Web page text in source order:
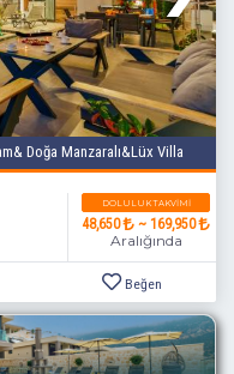
Doğa Manzaralı&Lüx Villa
DOLULUK TAKVIMI
48,650 ~ 169,950
Aralığında